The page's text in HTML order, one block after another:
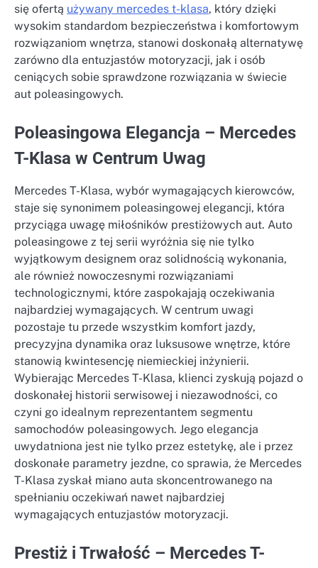
się ofertą używany mercedes t-klasa, który dzięki
wysokim standardom bezpieczeństwa i komfortowym
rozwiązaniom wnętrza, stanowi doskonałą alternatywę
zarówno dla entuzjastów motoryzacji, jak i osób
ceniących sobie sprawdzone rozwiązania w świecie
aut poleasingowych.
Poleasingowa Elegancja – Mercedes
T-Klasa w Centrum Uwag
Mercedes T-Klasa, wybór wymagających kierowców,
staje się synonimem poleasingowej elegancji, która
przyciąga uwagę miłośników prestiżowych aut. Auto
poleasingowe z tej serii wyróżnia się nie tylko
wyjątkowym designem oraz solidnością wykonania,
ale również nowoczesnymi rozwiązaniami
technologicznymi, które zaspokajają oczekiwania
najbardziej wymagających. W centrum uwagi
pozostaje tu przede wszystkim komfort jazdy,
precyzyjna dynamika oraz luksusowe wnętrze, które
stanowią kwintesencję niemieckiej inżynierii.
Wybierając Mercedes T-Klasa, klienci zyskują pojazd o
doskonałej historii serwisowej i niezawodności, co
czyni go idealnym reprezentantem segmentu
samochodów poleasingowych. Jego elegancja
uwydatniona jest nie tylko przez estetykę, ale i przez
doskonałe parametry jezdne, co sprawia, że Mercedes
T-Klasa zyskał miano auta skoncentrowanego na
spełnianiu oczekiwań nawet najbardziej
wymagających entuzjastów motoryzacji.
Prestiż i Trwałość – Mercedes T-